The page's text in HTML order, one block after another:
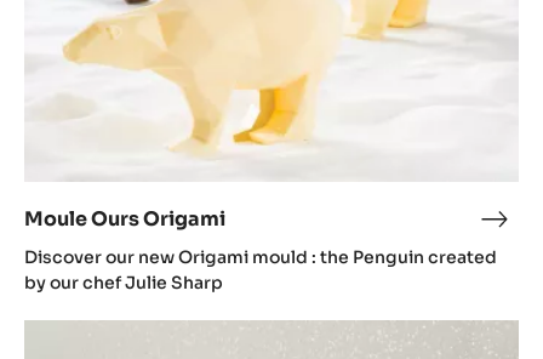
Moule Ours Origami
Ours
Discover our new Origami mould : the Penguin created
by our chef Julie Sharp